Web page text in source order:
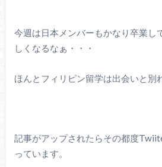
今週は日本メンバーもかなり卒業し
しくなるなぁ・・・
ほんとフィリピン留学は出会いと別
記事がアップされたらその都度
っています。